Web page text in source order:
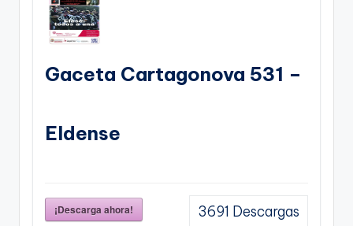
Gaceta Cartagonova 531 –
Eldense
¡Descarga ahora! 3691 Descargas